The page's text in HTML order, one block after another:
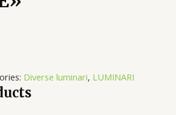
Diverse luminari, LUMINARI